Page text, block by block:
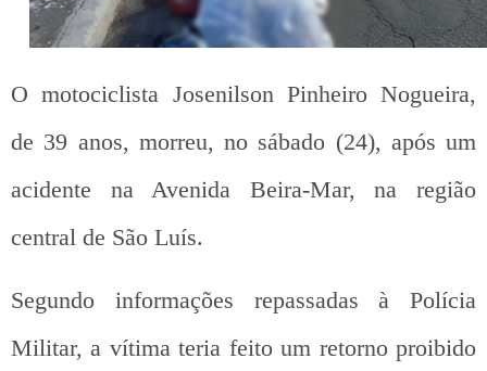
O motociclista Josenilson Pinheiro Nogueira,
de 39 anos, morreu, no sábado (24), após um
acidente na Avenida Beira-Mar, na região
central de São Luís.
Segundo informações repassadas à Polícia
Militar, a vítima teria feito um retorno proibido